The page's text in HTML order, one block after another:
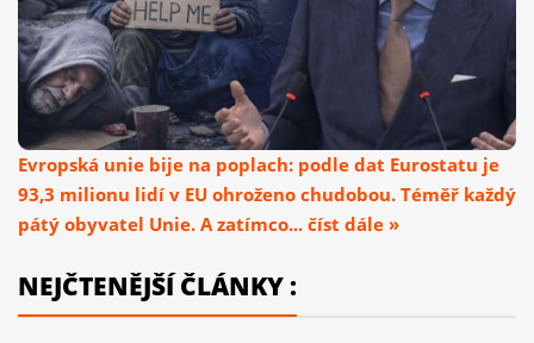
Evropská unie bije na poplach: podle dat Eurostatu je
93,3 milionu lidí v EU ohroženo chudobou. Téměř každý
pátý obyvatel Unie. A zatímco... číst dále »
NEJČTENĚJŠÍ ČLÁNKY :